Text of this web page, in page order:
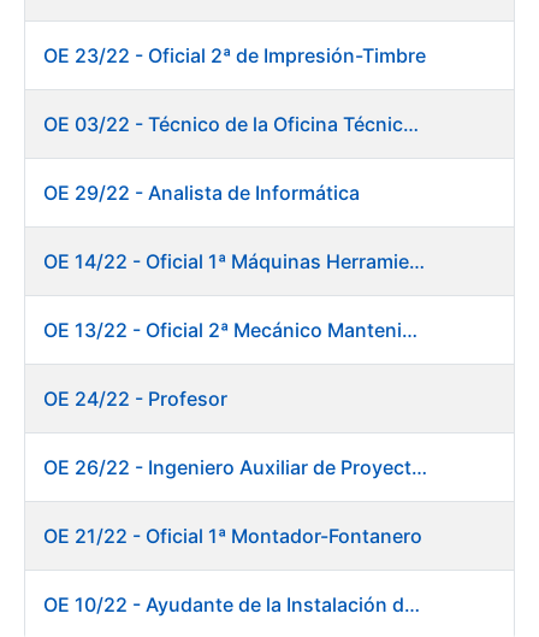
OE 23/22 - Oficial 2ª de Impresión-Timbre
OE 03/22 - Técnico de la Oficina Técnica de Producto (Fábrica de Papel)
OE 29/22 - Analista de Informática
OE 14/22 - Oficial 1ª Máquinas Herramientas y Control Numérico
OE 13/22 - Oficial 2ª Mecánico Mantenimiento Central
OE 24/22 - Profesor
OE 26/22 - Ingeniero Auxiliar de Proyectos
OE 21/22 - Oficial 1ª Montador-Fontanero
OE 10/22 - Ayudante de la Instalación de Preparación de Pastas